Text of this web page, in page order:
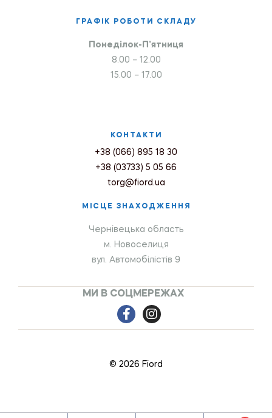
ГРАФІК РОБОТИ СКЛАДУ
Понеділок-П’ятниця
8.00 – 12.00
15.00 – 17.00
КОНТАКТИ
+38 (066) 895 18 30
+38 (03733) 5 05 66
torg@fiord.ua
МІСЦЕ ЗНАХОДЖЕННЯ
Чернівецька область
м. Новоселиця
вул. Автомобілістів 9
МИ В СОЦМЕРЕЖАХ
© 2026 Fiord